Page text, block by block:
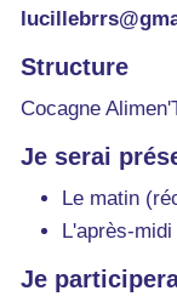
Structure
Cocagne
Je serai
Le matin
L'après-
Je